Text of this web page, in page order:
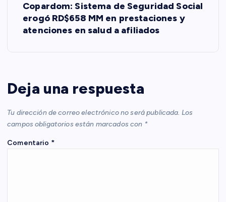
c
i
ó
n
Copardom: Sistema de Seguridad Social
erogó RD$658 MM en prestaciones y
atenciones en salud a afiliados
Deja una respuesta
Tu dirección de correo electrónico no será publicada. Los
campos obligatorios están marcados con *
Comentario *